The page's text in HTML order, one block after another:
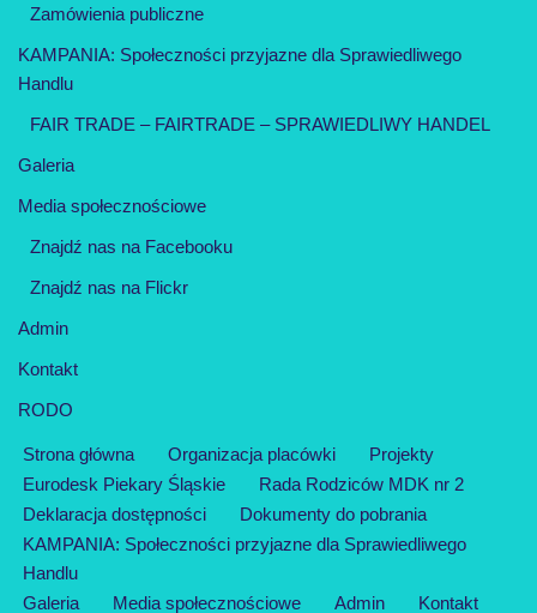
Zamówienia publiczne
KAMPANIA: Społeczności przyjazne dla Sprawiedliwego
Handlu
FAIR TRADE – FAIRTRADE – SPRAWIEDLIWY HANDEL
Galeria
Media społecznościowe
Znajdź nas na Facebooku
Znajdź nas na Flickr
Admin
Kontakt
RODO
Strona główna Organizacja placówki
Projekty
Eurodesk Piekary Śląskie
Rada Rodziców MDK nr 2
Deklaracja dostępności
Dokumenty do pobrania
KAMPANIA: Społeczności przyjazne dla Sprawiedliwego
Handlu
Galeria
Media społecznościowe Admin Kontakt